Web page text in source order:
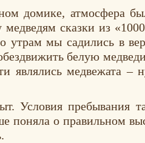
домике, атмосфера
сказки из
мы садились в
белую
являлись медвежата
Условия пребывания
поняла о правильном